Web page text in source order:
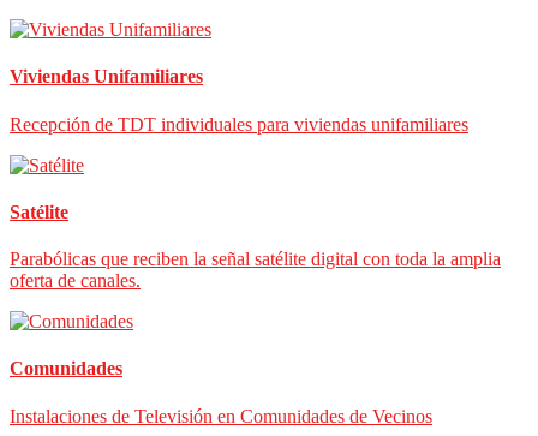
Viviendas Unifamiliares
Recepción de TDT individuales para viviendas unifamiliares
Satélite
Parabólicas que reciben la señal satélite digital con toda la amplia
oferta de canales.
Comunidades
Instalaciones de Televisión en Comunidades de Vecinos